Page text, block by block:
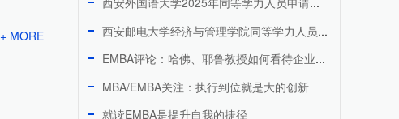
+ MORE
西安邮电大学经济与管理学院同等学力人员申请硕士学位​工商管理专业【2026年招生简章】
EMBA评论：哈佛、耶鲁教授如何看待企业竞争和创新障碍？
MBA/EMBA关注：执行到位就是大的创新
就读EMBA是提升自我的捷径